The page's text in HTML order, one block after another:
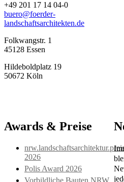
+49 201 17 14 04-0
buero@foerder-
landschaftsarchitekten.de
Folkwangstr. 1
45128 Essen
Hildeboldplatz 19
50672 Köln
Awards & Preise
2026
Polis Award 2026